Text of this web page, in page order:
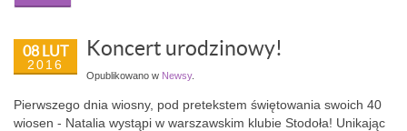
08 LUT
2016
Koncert urodzinowy!
Opublikowano w Newsy.
Pierwszego dnia wiosny, pod pretekstem świętowania swoich 40
wiosen - Natalia wystąpi w warszawskim klubie Stodoła! Unikając